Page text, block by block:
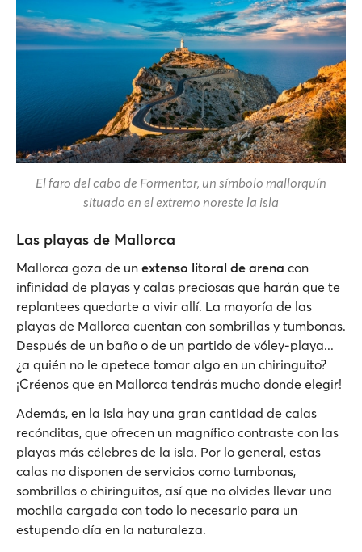
El faro del cabo de Formentor, un símbolo mallorquín
situado en el extremo noreste la isla
Las playas de Mallorca
Mallorca goza de un extenso litoral de arena con
infinidad de playas y calas preciosas que harán que te
replantees quedarte a vivir allí. La mayoría de las
playas de Mallorca cuentan con sombrillas y tumbonas.
Después de un baño o de un partido de vóley-playa...
¿a quién no le apetece tomar algo en un chiringuito?
¡Créenos que en Mallorca tendrás mucho donde elegir!
Además, en la isla hay una gran cantidad de calas
recónditas, que ofrecen un magnífico contraste con las
playas más célebres de la isla. Por lo general, estas
calas no disponen de servicios como tumbonas,
sombrillas o chiringuitos, así que no olvides llevar una
mochila cargada con todo lo necesario para un
estupendo día en la naturaleza.